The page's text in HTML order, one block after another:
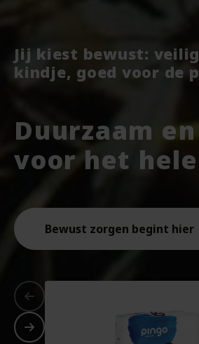
Jij kiest bewust:
kindje, goed voor de
Duurzaam
voor het
Bewust zorgen begint hier